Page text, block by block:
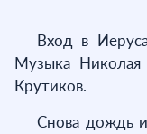
Вход в
Музыка Николая
Крутиков.
Снова дождь